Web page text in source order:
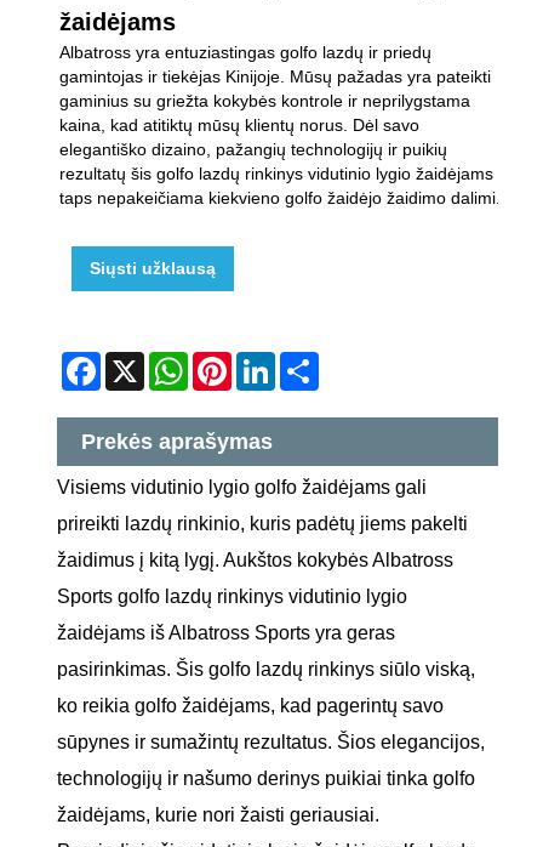
žaidėjams
Albatross yra entuziastingas golfo lazdų ir priedų
gamintojas ir tiekėjas Kinijoje. Mūsų pažadas yra pateikti
gaminius su griežta kokybės kontrole ir neprilygstama
kaina, kad atitiktų mūsų klientų norus. Dėl savo
elegantiško dizaino, pažangių technologijų ir puikių
rezultatų šis golfo lazdų rinkinys vidutinio lygio žaidėjams
taps nepakeičiama kiekvieno golfo žaidėjo žaidimo dalimi.
Siųsti užklausą
Facebook
X WhatsApp
Pinterest
LinkedIn
Prekės aprašymas
Visiems vidutinio lygio golfo žaidėjams gali
prireikti lazdų rinkinio, kuris padėtų jiems pakelti
žaidimus į kitą lygį. Aukštos kokybės Albatross
Sports golfo lazdų rinkinys vidutinio lygio
žaidėjams iš Albatross Sports yra geras
pasirinkimas. Šis golfo lazdų rinkinys siūlo viską,
ko reikia golfo žaidėjams, kad pagerintų savo
sūpynes ir sumažintų rezultatus. Šios elegancijos,
technologijų ir našumo derinys puikiai tinka golfo
žaidėjams, kurie nori žaisti geriausiai.